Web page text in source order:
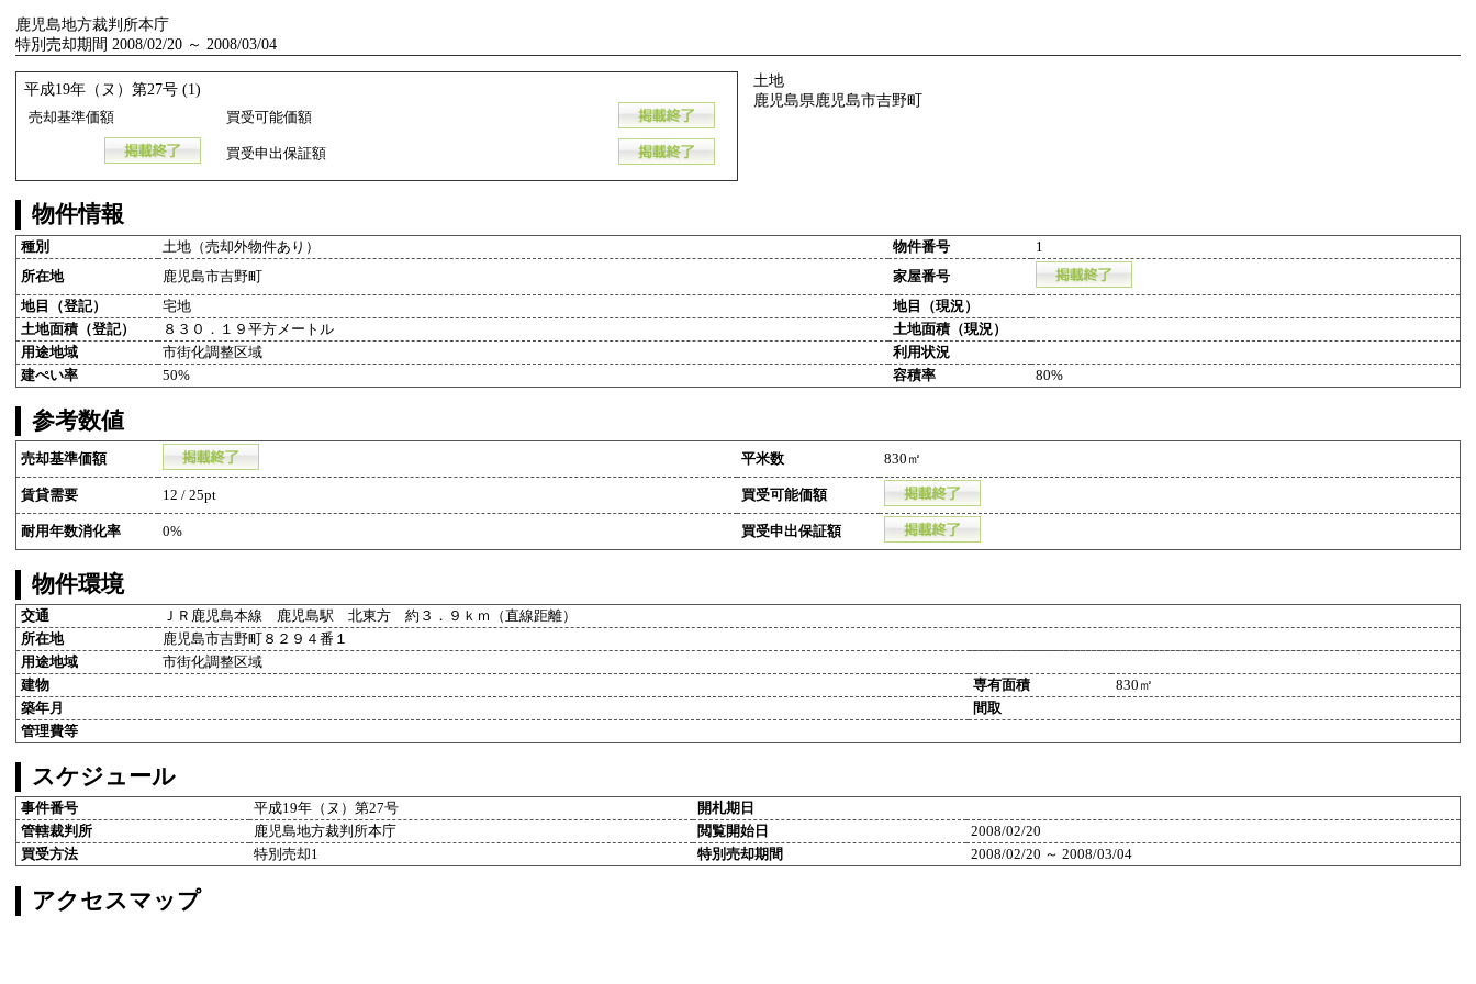
鹿児島地方裁判所本庁
特別売却期間 2008/02/20 ～ 2008/03/04
平成19年（ヌ）第27号 (1)
売却基準価額 買受可能価額
買受申出保証額
土地
鹿児島県鹿児島市吉野町
物件情報
種別 土地（売却外物件あり） 物件番号
1
所在地
鹿児島市吉野町
家屋番号
地目（登記）
宅地
地目（現況）
土地面積（登記）
８３０．１９平方メートル
土地面積（現況）
用途地域
市街化調整区域
利用状況
建ぺい率
50% 容積率 80%
参考数値
売却基準価額 平米数 830㎡
賃貸需要 12 / 25pt 買受可能価額
耐用年数消化率 0% 買受申出保証額
物件環境
交通
ＪＲ鹿児島本線 鹿児島駅 北東方 約３．９ｋｍ（直線距離）
所在地
鹿児島市吉野町８２９４番１
用途地域
市街化調整区域
建物
専有面積
830㎡
築年月
間取
管理費等
スケジュール
事件番号 平成19年（ヌ）第27号
開札期日
管轄裁判所
鹿児島地方裁判所本庁 閲覧開始日
2008/02/20
買受方法
特別売却1 特別売却期間 2008/02/20 ～ 2008/03/04
アクセスマップ